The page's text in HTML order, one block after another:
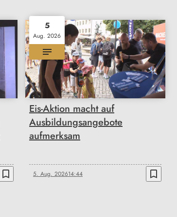
bookmark_border
5
Aug. 2026
Eis-Aktion macht auf
Ausbildungsangebote
aufmerksam
5. Aug. 202614:44 bookmark_border